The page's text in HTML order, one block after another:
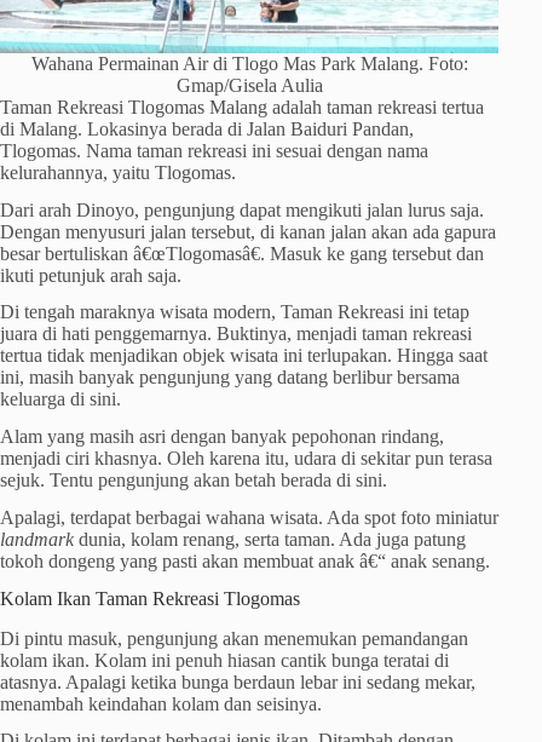
Wahana Permainan Air di Tlogo Mas Park Malang. Foto:
Gmap/Gisela Aulia
Taman Rekreasi Tlogomas Malang adalah taman rekreasi tertua
di Malang. Lokasinya berada di Jalan Baiduri Pandan,
Tlogomas. Nama taman rekreasi ini sesuai dengan nama
kelurahannya, yaitu Tlogomas.
Dari arah Dinoyo, pengunjung dapat mengikuti jalan lurus saja.
Dengan menyusuri jalan tersebut, di kanan jalan akan ada gapura
besar bertuliskan â€œTlogomasâ€. Masuk ke gang tersebut dan
ikuti petunjuk arah saja.
Di tengah maraknya wisata modern, Taman Rekreasi ini tetap
juara di hati penggemarnya. Buktinya, menjadi taman rekreasi
tertua tidak menjadikan objek wisata ini terlupakan. Hingga saat
ini, masih banyak pengunjung yang datang berlibur bersama
keluarga di sini.
Alam yang masih asri dengan banyak pepohonan rindang,
menjadi ciri khasnya. Oleh karena itu, udara di sekitar pun terasa
sejuk. Tentu pengunjung akan betah berada di sini.
Apalagi, terdapat berbagai wahana wisata. Ada spot foto miniatur
landmark dunia, kolam renang, serta taman. Ada juga patung
tokoh dongeng yang pasti akan membuat anak â€“ anak senang.
Kolam Ikan Taman Rekreasi Tlogomas
Di pintu masuk, pengunjung akan menemukan pemandangan
kolam ikan. Kolam ini penuh hiasan cantik bunga teratai di
atasnya. Apalagi ketika bunga berdaun lebar ini sedang mekar,
menambah keindahan kolam dan seisinya.